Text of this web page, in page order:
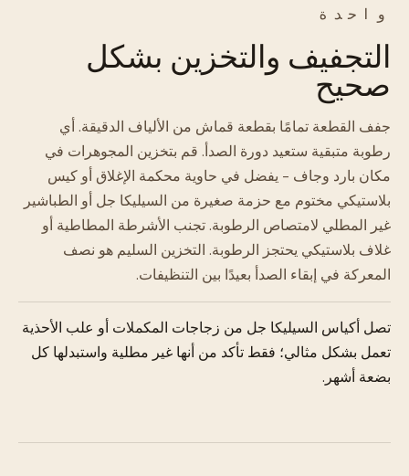
واحدة
التجفيف والتخزين بشكل
صحيح
جفف القطعة تمامًا بقطعة قماش من الألياف الدقيقة. أي
رطوبة متبقية ستعيد دورة الصدأ. قم بتخزين المجوهرات في
مكان بارد وجاف - يفضل في حاوية محكمة الإغلاق أو كيس
بلاستيكي مختوم مع حزمة صغيرة من السيليكا جل أو الطباشير
غير المطلي لامتصاص الرطوبة. تجنب الأشرطة المطاطية أو
غلاف بلاستيكي يحتجز الرطوبة. التخزين السليم هو نصف
المعركة في إبقاء الصدأ بعيدًا بين التنظيفات.
تصل أكياس السيليكا جل من زجاجات المكملات أو علب الأحذية
تعمل بشكل مثالي؛ فقط تأكد من أنها غير مطلية واستبدلها كل
بضعة أشهر.